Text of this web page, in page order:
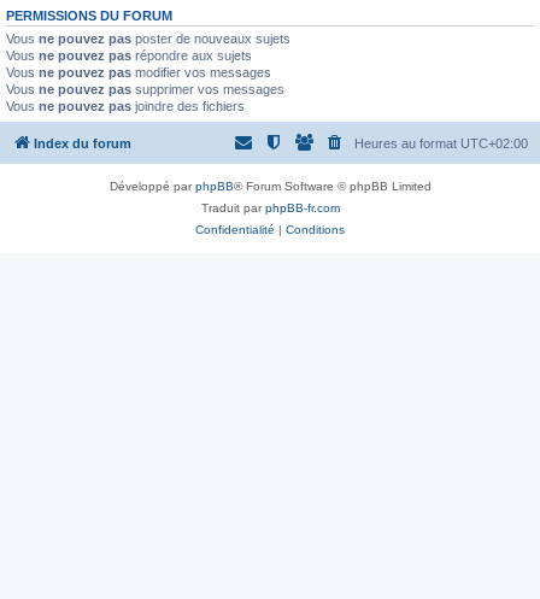
PERMISSIONS DU FORUM
Vous ne pouvez pas poster de nouveaux sujets
Vous ne pouvez pas répondre aux sujets
Vous ne pouvez pas modifier vos messages
Vous ne pouvez pas supprimer vos messages
Vous ne pouvez pas joindre des fichiers
Index du forum Heures au format UTC+02:00
Développé parphpBB® Forum Software © phpBB Limited
Traduit parphpBB-fr.com
Confidentialité | Conditions